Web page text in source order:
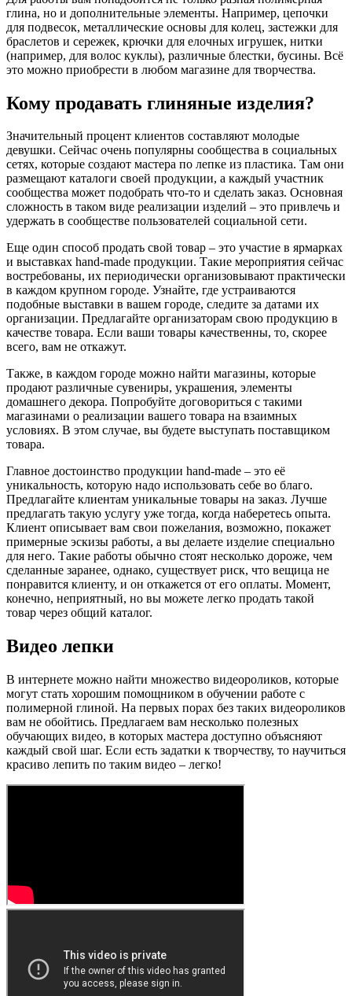
глина, но и дополнительные элементы. Например, цепочки
для подвесок, металлические основы для колец, застежки для
браслетов и сережек, крючки для елочных игрушек, нитки
(например, для волос куклы), различные блестки, бусины. Всё
это можно приобрести в любом магазине для творчества.
Кому продавать глиняные изделия?
Значительный процент клиентов составляют молодые
девушки. Сейчас очень популярны сообщества в социальных
сетях, которые создают мастера по лепке из пластика. Там они
размещают каталоги своей продукции, а каждый участник
сообщества может подобрать что-то и сделать заказ. Основная
сложность в таком виде реализации изделий – это привлечь и
удержать в сообществе пользователей социальной сети.
Еще один способ продать свой товар – это участие в ярмарках
и выставках hand-made продукции. Такие мероприятия сейчас
востребованы, их периодически организовывают практически
в каждом крупном городе. Узнайте, где устраиваются
подобные выставки в вашем городе, следите за датами их
организации. Предлагайте организаторам свою продукцию в
качестве товара. Если ваши товары качественны, то, скорее
всего, вам не откажут.
Также, в каждом городе можно найти магазины, которые
продают различные сувениры, украшения, элементы
домашнего декора. Попробуйте договориться с такими
магазинами о реализации вашего товара на взаимных
условиях. В этом случае, вы будете выступать поставщиком
товара.
Главное достоинство продукции hand-made – это её
уникальность, которую надо использовать себе во благо.
Предлагайте клиентам уникальные товары на заказ. Лучше
предлагать такую услугу уже тогда, когда наберетесь опыта.
Клиент описывает вам свои пожелания, возможно, покажет
примерные эскизы работы, а вы делаете изделие специально
для него. Такие работы обычно стоят несколько дороже, чем
сделанные заранее, однако, существует риск, что вещица не
понравится клиенту, и он откажется от его оплаты. Момент,
конечно, неприятный, но вы можете легко продать такой
товар через общий каталог.
Видео лепки
В интернете можно найти множество видеороликов, которые
могут стать хорошим помощником в обучении работе с
полимерной глиной. На первых порах без таких видеороликов
вам не обойтись. Предлагаем вам несколько полезных
обучающих видео, в которых мастера доступно объясняют
каждый свой шаг. Если есть задатки к творчеству, то научиться
красиво лепить по таким видео – легко!